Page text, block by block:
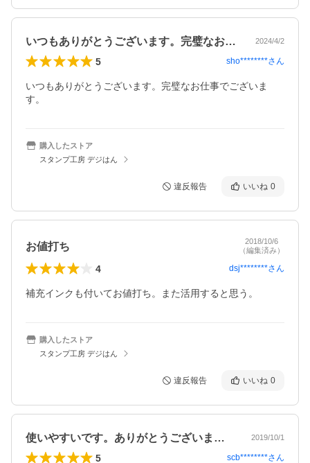
いつもありがとうございます。完璧なお仕… 2024/4/2
5 sho********さん
いつもありがとうございます。完璧なお仕事でございま
す。
購入したストア
スタンプ工房 デジはん
違反報告 いいね 0
お値打ち
2018/10/6
（編集済み）
4 dsj********さん
補充インクも付いてお値打ち。また活用すると思う。
購入したストア
スタンプ工房 デジはん
違反報告 いいね 0
使いやすいです。ありがとうございました… 2019/10/1
5 scb********さん